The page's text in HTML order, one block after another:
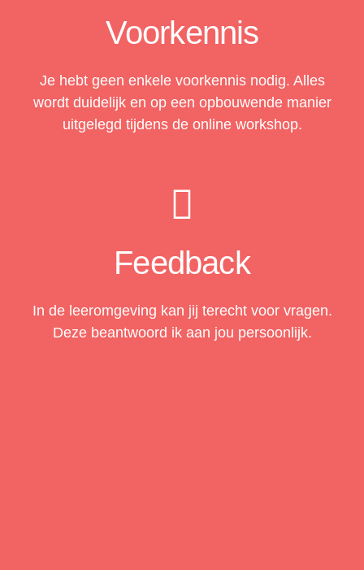
Voorkennis
Je hebt geen enkele voorkennis nodig. Alles
wordt duidelijk en op een opbouwende manier
uitgelegd tijdens de online workshop.
Feedback
In de leeromgeving kan jij terecht voor vragen.
Deze beantwoord ik aan jou persoonlijk.